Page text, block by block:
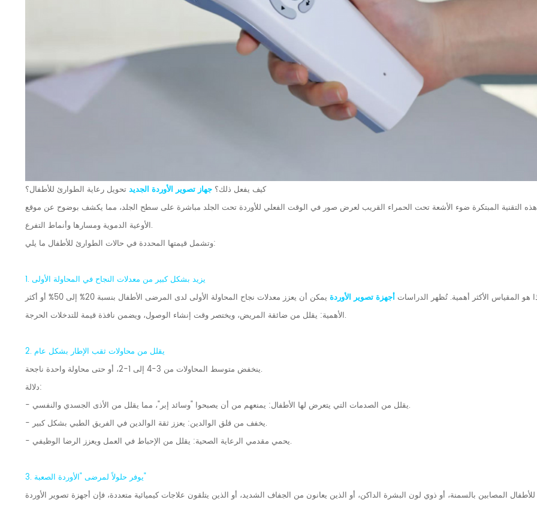
كيف يفعل ذلك؟ جهاز تصوير الأوردة الجديدتحويل رعاية الطوارئ للأطفال؟
التقنية المبتكرة ضوء الأشعة تحت الحمراء القريب لعرض صور في الوقت الفعلي للأوردة تحت الجلد مباشرة على سطح الجلد، مما يكشف بوضوح عن موقع
الأوعية الدموية ومسارها وأنماط التفرع.
وتشمل قيمتها المحددة في حالات الطوارئ للأطفال ما يلي:
1. يزيد بشكل كبير من معدلات النجاح في المحاولة الأولى
هو المقياس الأكثر أهمية. تُظهر الدراسات أجهزة تصوير الأوردة
الأهمية: يقلل من ضائقة المريض، ويختصر وقت إنشاء الوصول، ويضمن نافذة قيمة للتدخلات الحرجة.
2. يقلل من محاولات ثقب الإطار بشكل عام
ينخفض متوسط المحاولات من 3-4 إلى 1-2، أو حتى محاولة واحدة ناجحة.
دلالة:
- يقلل من الصدمات التي يتعرض لها الأطفال: يمنعهم من أن يصبحوا "وسائد إبر"، مما يقلل من الأذى الجسدي والنفسي.
- يخفف من قلق الوالدين: يعزز ثقة الوالدين في الفريق الطبي بشكل كبير.
- يحمي مقدمي الرعاية الصحية: يقلل من الإحباط في العمل ويعزز الرضا الوظيفي.
3. يوفر حلولاً لمرضى "الأوردة الصعبة"
للأطفال المصابين بالسمنة، أو ذوي لون البشرة الداكن، أو الذين يعانون من الجفاف الشديد، أو الذين يتلقون علاجات كيميائية متعددة، فإن أجهزة تصوير الأوردة